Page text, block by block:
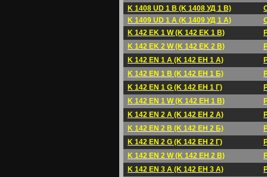
K 1408 UD 1 B (K 1408 УД 1 B)
K 1409 UD 1 A (K 1409 УД 1 A)
K 142 EK 1 W (K 142 EK 1 B)
K 142 EK 2 W (K 142 EK 2 B)
K 142 EN 1 A (K 142 EH 1 A)
K 142 EN 1 B (K 142 EH 1 Б)
K 142 EN 1 G (K 142 EH 1 Г)
K 142 EN 1 W (K 142 EH 1 B)
K 142 EN 2 A (K 142 EH 2 A)
K 142 EN 2 B (K 142 EH 2 Б)
K 142 EN 2 G (K 142 EH 2 Г)
K 142 EN 2 W (K 142 EH 2 B)
K 142 EN 3 A (K 142 EH 3 A)